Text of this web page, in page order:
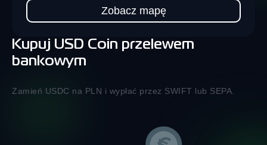
Kupuj USD Coin przelewem
bankowym
Zamień USDC na PLN i wypłać przez SWIFT lub SEPA.
Zobacz mapę